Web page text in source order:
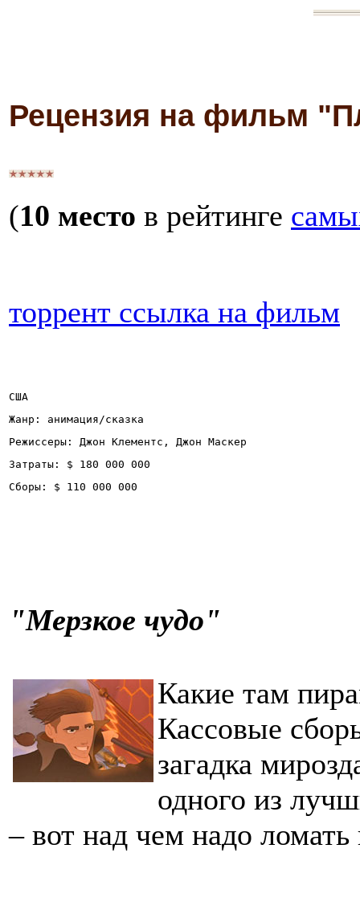
Рецензия на фильм
(10 место в рейтинге
торрент ссылка на фильм
США
Жанр: анимация/сказка
Режиссеры: Джон Клементс, Джон Маскер
Затраты: $ 180 000 000
Сборы: $ 110 000 000
"Мерзкое чудо"
Какие там
Кассовые
загадка
одного из
– вот над чем надо